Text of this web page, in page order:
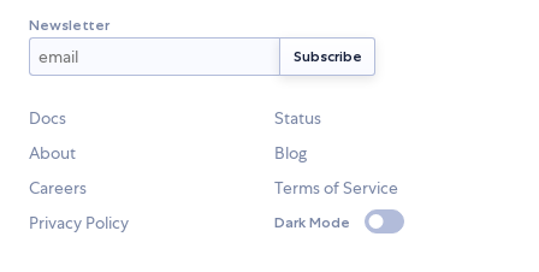
Newsletter
Docs
Status
About
Blog
Careers
Terms of Service
Privacy Policy
Dark Mode